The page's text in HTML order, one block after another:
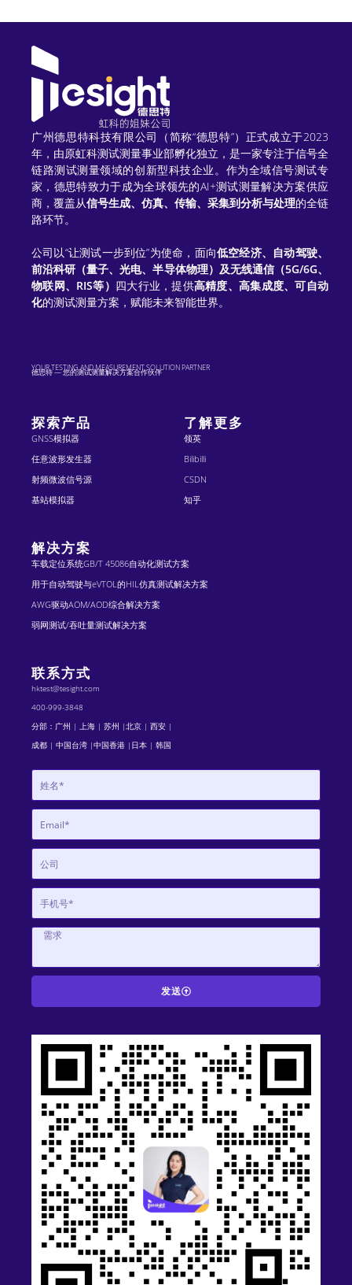
e
a
t
i
v
e
广州德思特科技有限公司（简称“德思特”）正式成立于2023
年，由原虹科测试测量事业部孵化独立，是一家专注于信号全
链路测试测量领域的创新型科技企业。作为全域信号测试专
家，德思特致力于成为全球领先的AI+测试测量解决方案供应
商，覆盖从信号生成、仿真、传输、采集到分析与处理的全链
路环节。
公司以“让测试一步到位”为使命，面向低空经济、自动驾驶、
前沿科研（量子、光电、半导体物理）及无线通信（5G/6G、
物联网、RIS等） 四大行业，提供高精度、高集成度、可自动
化的测试测量方案，赋能未来智能世界。
德思特 — 您的测试测量解决方案合作伙伴
YOUR TESTING AND MEASUREMENT SOLUTION PARTNER
探索产品
GNSS模拟器
任意波形发生器
射频微波信号源
基站模拟器
了解更多
领英
Bilibilli
CSDN
知乎
解决方案
车载定位系统GB/T 45086自动化测试方案
用于自动驾驶与eVTOL的HIL仿真测试解决方案
AWG驱动AOM/AOD综合解决方案
弱网测试/吞吐量测试解决方案
联系方式
hktest@tesight.com
400-999-3848
分部：广州 | 上海 | 苏州 |北京 | 西安 |
成都 | 中国台湾 |中国香港 |日本 | 韩国
发送